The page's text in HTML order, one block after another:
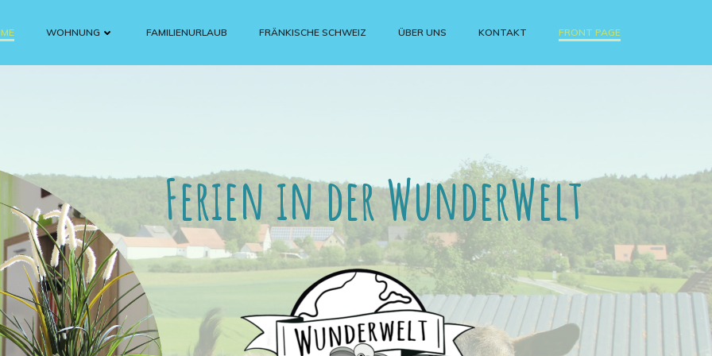
WOHNUNG FAMILIENURLAUB FRÄNKISCHE SCHWEIZ ÜBER UNS KONTAKT FRONT PAGE
Ferien in der WunderWelt